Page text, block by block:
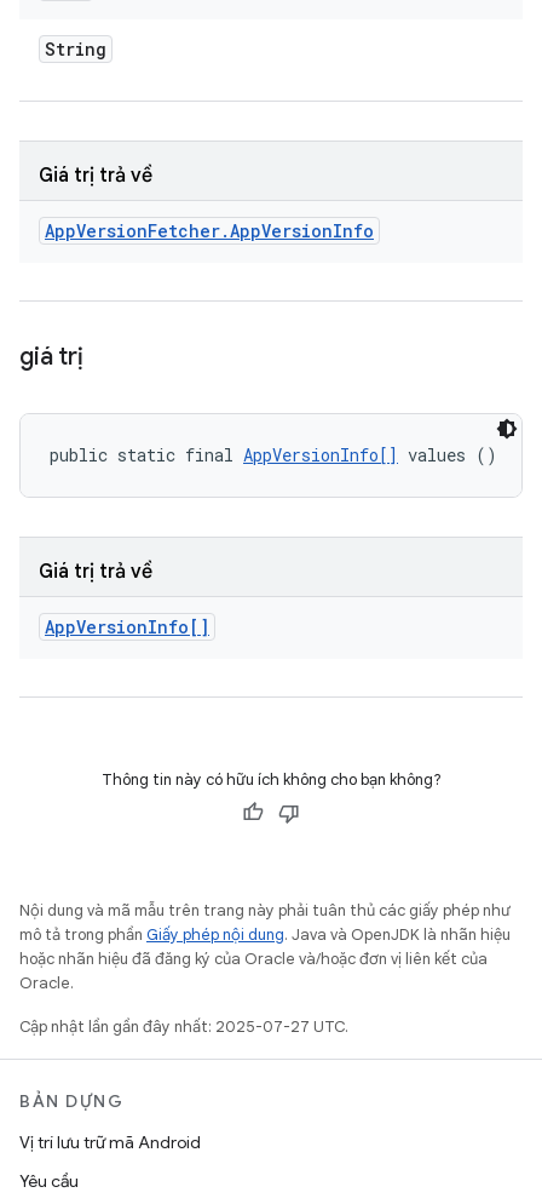
String
Giá trị trả về
AppVersionFetcher.AppVersionInfo
giá trị
public static final AppVersionInfo[] values ()
Giá trị trả về
AppVersionInfo[]
Thông tin này có hữu ích không cho bạn không?
Nội dung và mã mẫu trên trang này phải tuân thủ các giấy phép như
mô tả trong phần Giấy phép nội dung. Java và OpenJDK là nhãn hiệu
hoặc nhãn hiệu đã đăng ký của Oracle và/hoặc đơn vị liên kết của
Oracle.
Cập nhật lần gần đây nhất: 2025-07-27 UTC.
BẢN DỰNG
Vị trí lưu trữ mã Android
Yêu cầu